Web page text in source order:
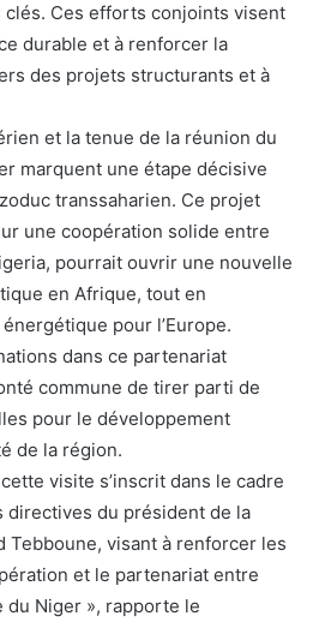
Ces efforts conjoints visent
durable et à renforcer la
des projets structurants et à
et la tenue de la réunion du
marquent une étape décisive
transsaharien. Ce projet
une coopération solide entre
pourrait ouvrir une nouvelle
en Afrique, tout en
pour l’Europe.
dans ce partenariat
commune de tirer parti de
pour le développement
de la région.
visite s’inscrit dans le cadre
du président de la
Tebboune, visant à renforcer les
et le partenariat entre
du Niger », rapporte le